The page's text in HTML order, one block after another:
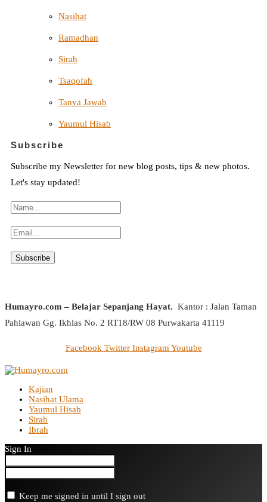
Nasihat
Ramadhan
Sirah
Tsaqofah
Tanya Jawab
Yaumul Hisab
Subscribe
Subscribe my Newsletter for new blog posts, tips & new photos.
Let's stay updated!
Humayro.com – Belajar Sepanjang Hayat. Kantor : Jalan Taman
Pahlawan Gg. Ikhlas No. 2 RT18/RW 08 Purwakarta 41119
Facebook Twitter Instagram Youtube
Kajian
Nasihat Ulama
Yaumul Hisab
Sirah
Ibrah
Sign In
Keep me signed in until I sign out